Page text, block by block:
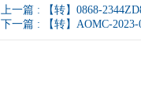
上一篇 :
【转】0868-
下一篇 :
【转】AOMC-